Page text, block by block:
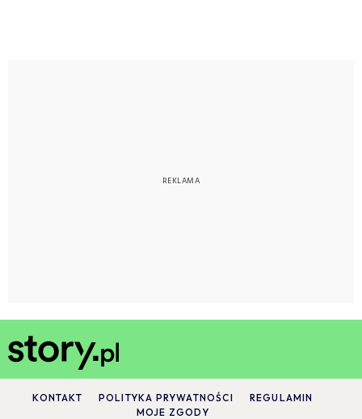
KONTAKT POLITYKA PRYWATNOŚCI
REGULAMIN
MOJE ZGODY